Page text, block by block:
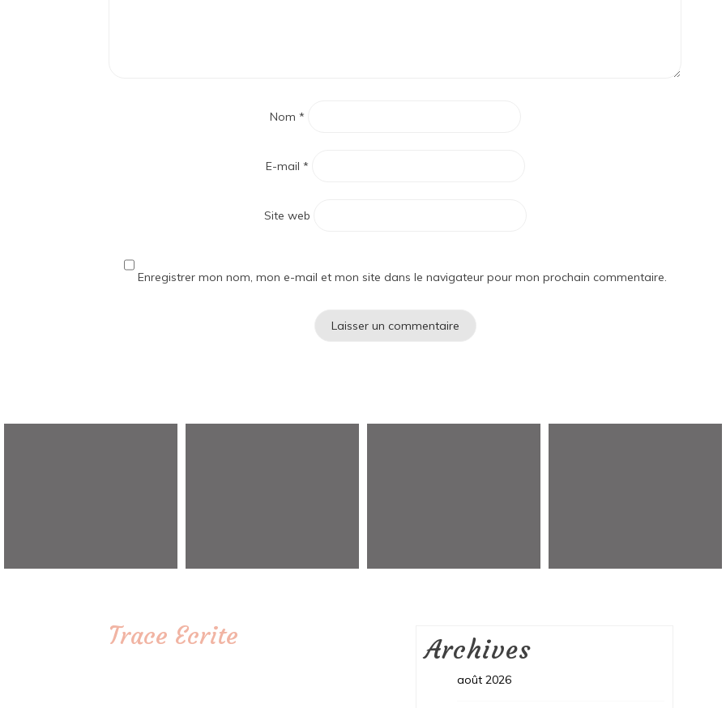
Nom *
E-mail *
Site web
Enregistrer mon nom, mon e-mail et mon site dans le navigateur pour mon prochain commentaire.
Trace Ecrite Archives
août 2026